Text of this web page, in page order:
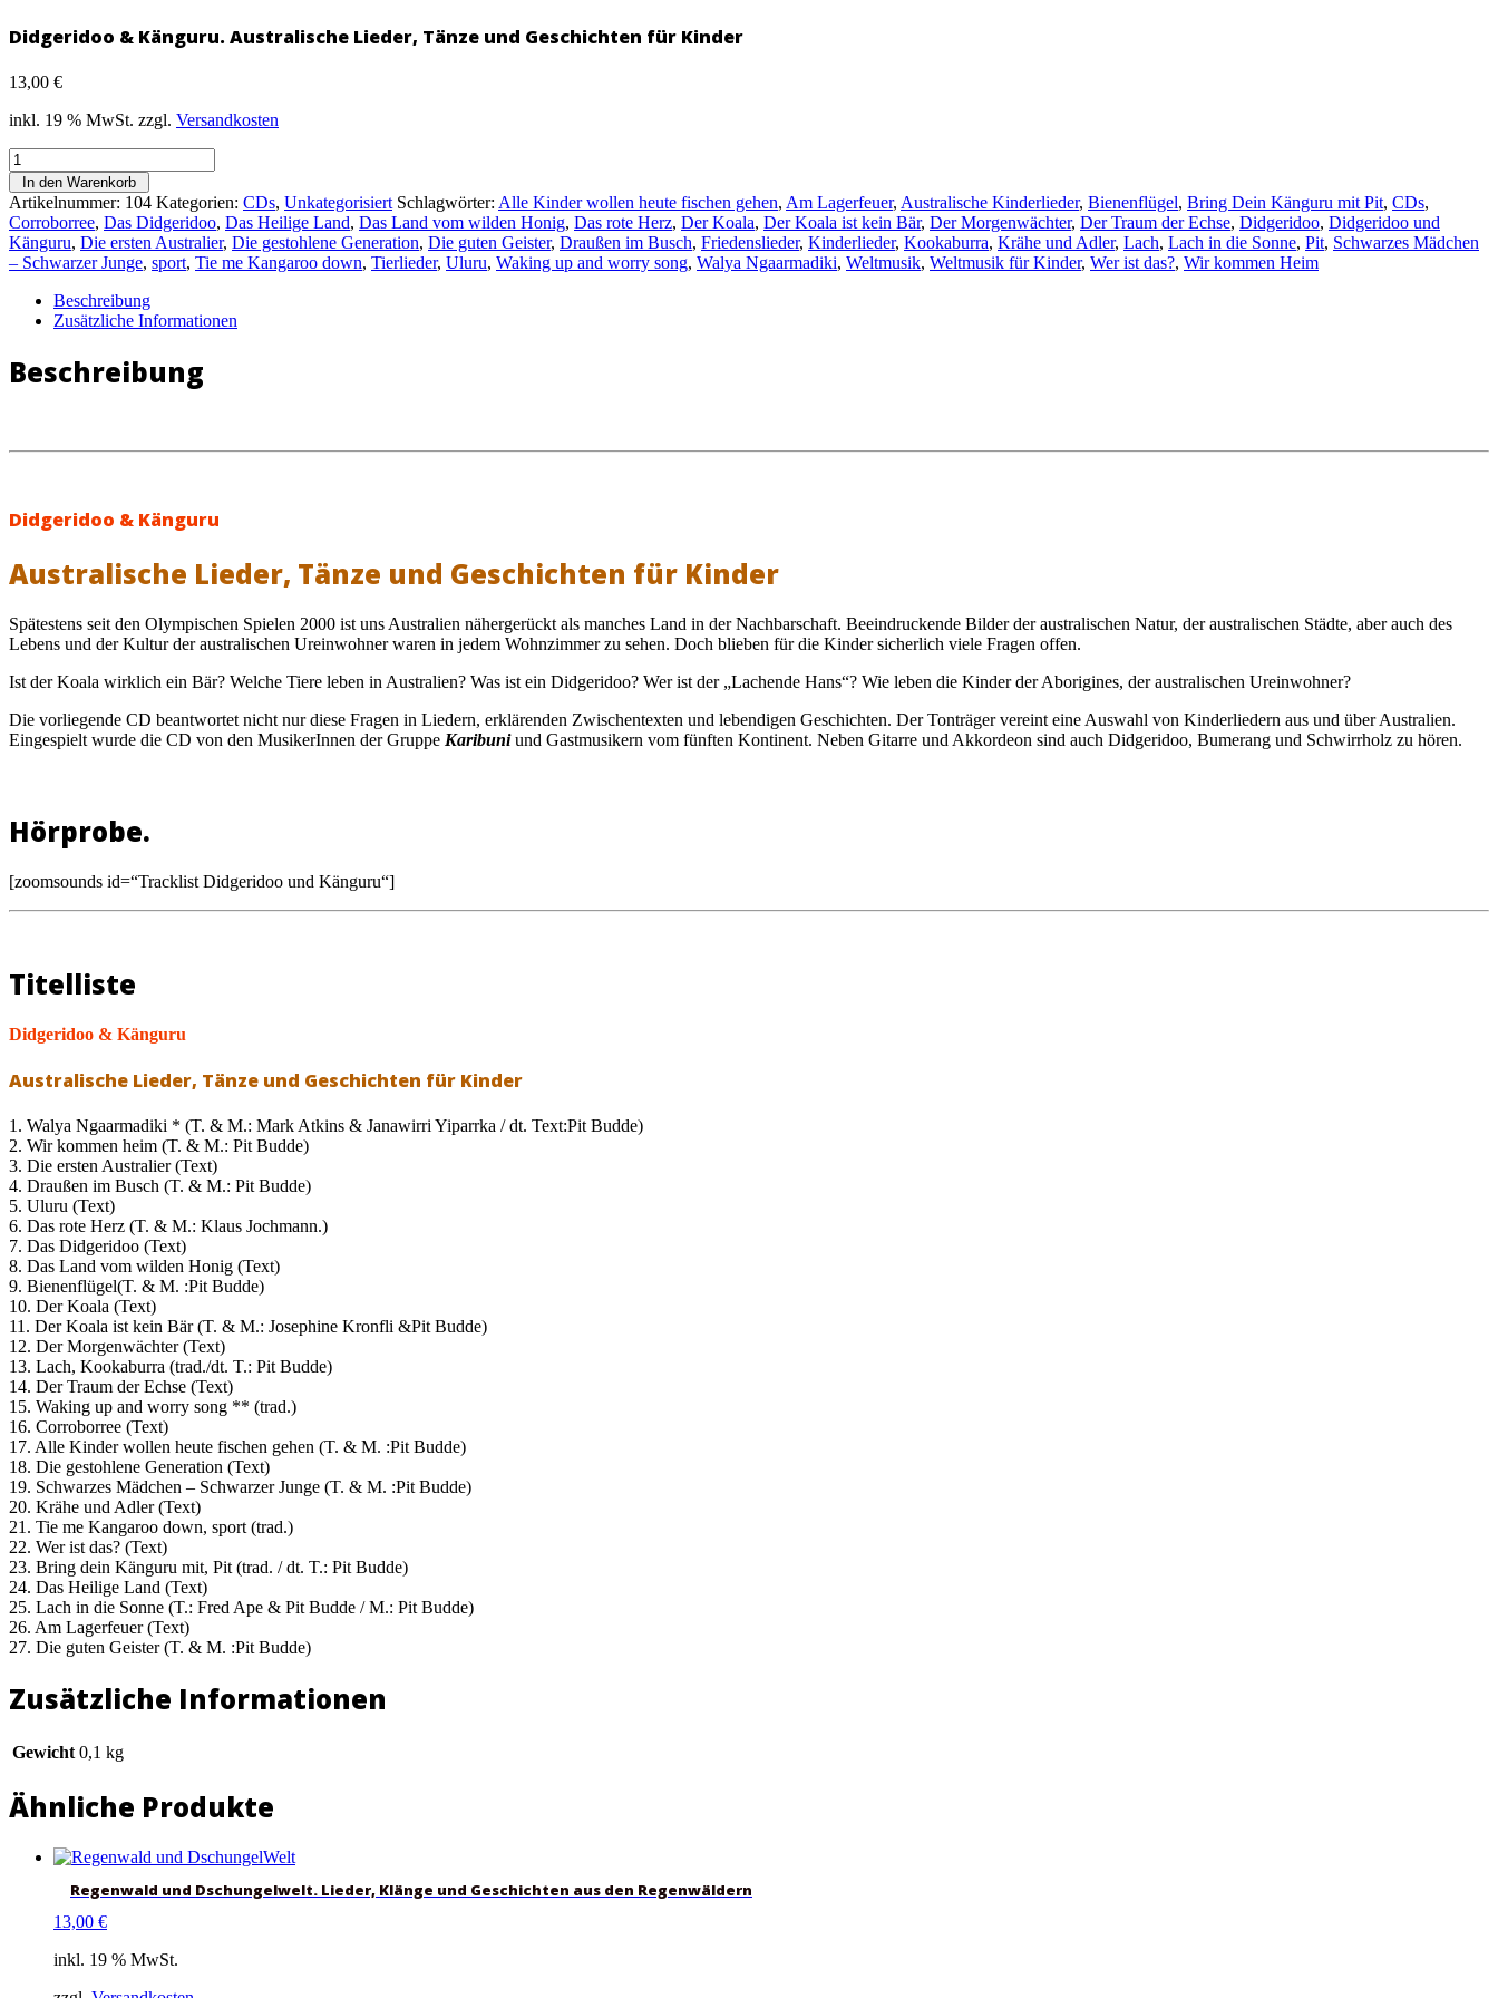
Didgeridoo & Känguru. Australische Lieder, Tänze und Geschichten für Kinder
13,00 €
inkl. 19 % MwSt. zzgl. Versandkosten
Didgeridoo
&
Känguru.
Australische
Lieder,
Tänze
und
Geschichten
In den Warenkorb
Artikelnummer: 104 Kategorien: CDs, Unkategorisiert Schlagwörter: Alle Kinder wollen heute fischen gehen, Am Lagerfeuer, Australische Kinderlieder, Bienenflügel, Bring Dein Känguru mit Pit, CDs,
Corroborree, Das Didgeridoo, Das Heilige Land, Das Land vom wilden Honig, Das rote Herz, Der Koala, Der Koala ist kein Bär, Der Morgenwächter, Der Traum der Echse, Didgeridoo, Didgeridoo und
Känguru, Die ersten Australier, Die gestohlene Generation, Die guten Geister, Draußen im Busch, Friedenslieder, Kinderlieder, Kookaburra, Krähe und Adler, Lach, Lach in die Sonne, Pit, Schwarzes Mädchen
– Schwarzer Junge, sport, Tie me Kangaroo down, Tierlieder, Uluru, Waking up and worry song, Walya Ngaarmadiki, Weltmusik, Weltmusik für Kinder, Wer ist das?, Wir kommen Heim
Beschreibung
Zusätzliche Informationen
Beschreibung
Didgeridoo & Känguru
Australische Lieder, Tänze und Geschichten für Kinder
Spätestens seit den Olympischen Spielen 2000 ist uns Australien nähergerückt als manches Land in der Nachbarschaft. Beeindruckende Bilder der australischen Natur, der australischen Städte, aber auch des
Lebens und der Kultur der australischen Ureinwohner waren in jedem Wohnzimmer zu sehen. Doch blieben für die Kinder sicherlich viele Fragen offen.
Ist der Koala wirklich ein Bär? Welche Tiere leben in Australien? Was ist ein Didgeridoo? Wer ist der „Lachende Hans“? Wie leben die Kinder der Aborigines, der australischen Ureinwohner?
Die vorliegende CD beantwortet nicht nur diese Fragen in Liedern, erklärenden Zwischentexten und lebendigen Geschichten. Der Tonträger vereint eine Auswahl von Kinderliedern aus und über Australien.
Eingespielt wurde die CD von den MusikerInnen der Gruppe Karibuniund Gastmusikern vom fünften Kontinent. Neben Gitarre und Akkordeon sind auch Didgeridoo, Bumerang und Schwirrholz zu hören.
Hörprobe.
[zoomsounds id=“Tracklist Didgeridoo und Känguru“]
Titelliste
Didgeridoo & Känguru
Australische Lieder, Tänze und Geschichten für Kinder
1. Walya Ngaarmadiki * (T. & M.: Mark Atkins & Janawirri Yiparrka / dt. Text:Pit Budde)
2. Wir kommen heim (T. & M.: Pit Budde)
3. Die ersten Australier (Text)
4. Draußen im Busch (T. & M.: Pit Budde)
5. Uluru (Text)
6. Das rote Herz (T. & M.: Klaus Jochmann.)
7. Das Didgeridoo (Text)
8. Das Land vom wilden Honig (Text)
9. Bienenflügel(T. & M. :Pit Budde)
10. Der Koala (Text)
11. Der Koala ist kein Bär (T. & M.: Josephine Kronfli &Pit Budde)
12. Der Morgenwächter (Text)
13. Lach, Kookaburra (trad./dt. T.: Pit Budde)
14. Der Traum der Echse (Text)
15. Waking up and worry song ** (trad.)
16. Corroborree (Text)
17. Alle Kinder wollen heute fischen gehen (T. & M. :Pit Budde)
18. Die gestohlene Generation (Text)
19. Schwarzes Mädchen – Schwarzer Junge (T. & M. :Pit Budde)
20. Krähe und Adler (Text)
21. Tie me Kangaroo down, sport (trad.)
22. Wer ist das? (Text)
23. Bring dein Känguru mit, Pit (trad. / dt. T.: Pit Budde)
24. Das Heilige Land (Text)
25. Lach in die Sonne (T.: Fred Ape & Pit Budde / M.: Pit Budde)
26. Am Lagerfeuer (Text)
27. Die guten Geister (T. & M. :Pit Budde)
Zusätzliche Informationen
Gewicht 0,1 kg
Ähnliche Produkte
Regenwald und Dschungelwelt. Lieder, Klänge und Geschichten aus den Regenwäldern
13,00 €
inkl. 19 % MwSt.